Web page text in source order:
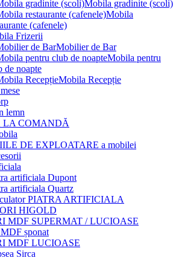
Mobila gradinite (scoli)
Mobila
(cafenele)
Frizerii
Mobilier de Bar
Mobila pentru
de noapte
Mobila Recepție
lemn
COMANDĂ
DE EXPLOATARE a mobilei
artificiala Dupont
artificiala Quartz
PIATRA ARTIFICIALA
HIGOLD
MDF SUPERMAT / LUCIOASE
șponat
MDF LUCIOASE
Sirca